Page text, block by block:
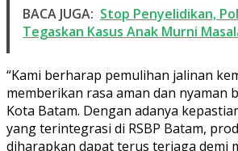
BACA JUGA: Stop Penyelidikan,
Tegaskan Kasus Anak Murni
“Kami berharap pemulihan jalinan
memberikan rasa aman dan nyaman
Kota Batam. Dengan adanya
yang terintegrasi di RSBP Batam,
diharapkan dapat terus terjaga demi